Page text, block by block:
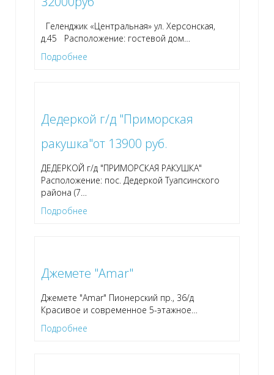
Геленджик «Центральная» ул. Херсонская,
д.45 Расположение: гостевой дом…
Подробнее
Дедеркой г/д "Приморская
ракушка"от 13900 руб.
ДЕДЕРКОЙ г/д "ПРИМОРСКАЯ РАКУШКА"
Расположение: пос. Дедеркой Туапсинского
района (7…
Подробнее
Джемете "Amar"
Джемете "Amar" Пионерский пр., 36/д
Красивое и современное 5-этажное…
Подробнее